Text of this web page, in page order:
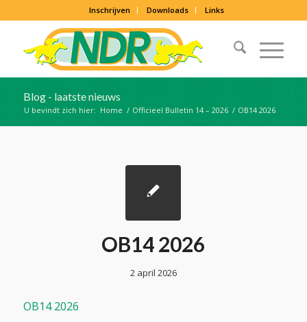
Inschrijven Downloads Links
Blog - laatste nieuws
U bevindt zich hier: Home / Officieel Bulletin 14 – 2026 / OB14 2026
OB14 2026
2 april 2026
OB14 2026